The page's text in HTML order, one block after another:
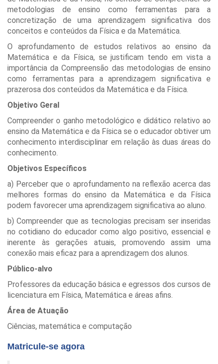
metodologias de ensino como ferramentas para a
concretização de uma aprendizagem significativa dos
conceitos e conteúdos da Física e da Matemática.
O aprofundamento de estudos relativos ao ensino da
Matemática e da Física, se justificam tendo em vista a
importância da Compreensão das metodologias de ensino
como ferramentas para a aprendizagem significativa e
prazerosa dos conteúdos da Matemática e da Física.
Objetivo Geral
Compreender o ganho metodológico e didático relativo ao
ensino da Matemática e da Física se o educador obtiver um
conhecimento interdisciplinar em relação às duas áreas do
conhecimento.
Objetivos Específicos
a) Perceber que o aprofundamento na reflexão acerca das
melhores formas do ensino da Matemática e da Física
podem favorecer uma aprendizagem significativa ao aluno.
b) Compreender que as tecnologias precisam ser inseridas
no cotidiano do educador como algo positivo, essencial e
inerente às gerações atuais, promovendo assim uma
conexão mais eficaz para a aprendizagem dos alunos.
Público-alvo
Professores da educação básica e egressos dos cursos de
licenciatura em Física, Matemática e áreas afins.
Área de Atuação
Ciências, matemática e computação
Matricule-se agora